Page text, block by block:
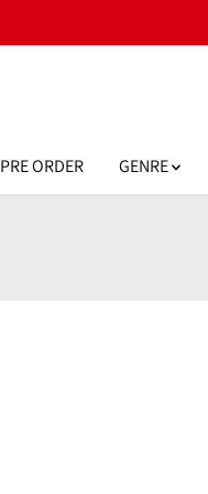
PRE ORDER GENRE